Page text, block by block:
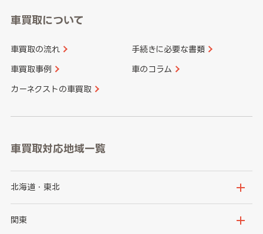
車買取について
車買取の流れ 手続きに必要な書類
車買取事例 車のコラム
カーネクストの車買取
車買取対応地域一覧
北海道・東北
北海道
関東